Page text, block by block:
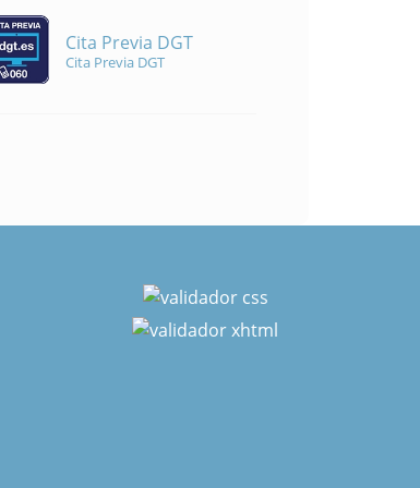
Cita Previa DGT
Cita Previa DGT